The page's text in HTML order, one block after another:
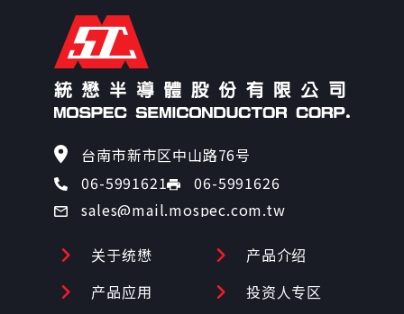
114
120
134
台南市新市区中山路76号
06-5991621
06-5991626
sales@mail.mospec.com.tw
关于统懋
产品介绍
产品应用
投资人专区